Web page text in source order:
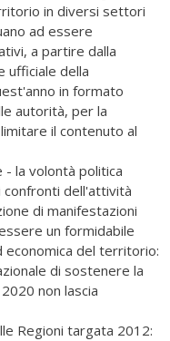
in diversi settori
ad essere
a partire dalla
ufficiale della
in formato
autorità, per la
il contenuto al
- la volontà politica
confronti dell'attività
di manifestazioni
un formidabile
del territorio:
di sostenere la
non lascia
Regioni targata 2012: